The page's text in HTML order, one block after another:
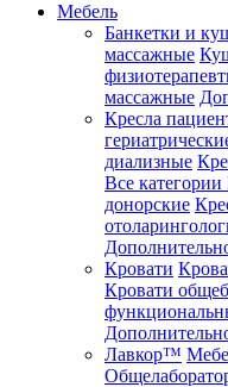
Мебель
Банкетки и
массажные
массажные
Кресла
диализные
Все категории
донорские
Кровати
Кровати
Лавкор™